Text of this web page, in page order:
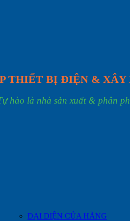
THIẾT BỊ ĐIỆN &
hào là nhà sản xuất & phân
ĐẠI DIỆN CỦA HÃNG